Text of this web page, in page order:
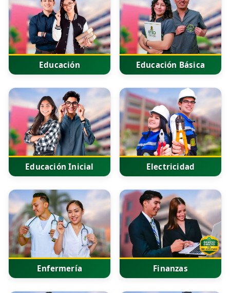
Educación Educación Básica
Educación Inicial Electricidad
Enfermería Finanzas